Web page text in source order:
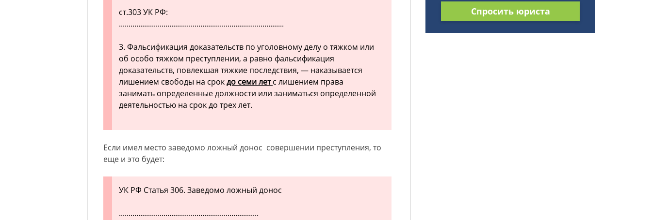
ст.303 УК РФ:
.....................................................................................
3. Фальсификация доказательств по уголовному делу о тяжком или
об особо тяжком преступлении, а равно фальсификация
доказательств, повлекшая тяжкие последствия, — наказывается
лишением свободы на срокдо семи летс лишением права
занимать определенные должности или заниматься определенной
деятельностью на срок до трех лет.
Если имел место заведомо ложный донос совершении преступления, то
еще и это будет:
УК РФ Статья 306. Заведомо ложный донос
........................................................................
Спросить юриста